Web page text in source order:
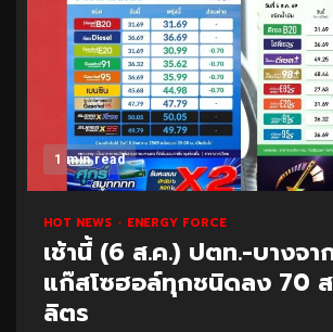
1 min read
HOT NEWS ENERGY FORCE
เช้านี้ (6 ส.ค.) ปตท.-บางจา
แก๊สโซฮอล์ทุกชนิดลง 70
ลิตร